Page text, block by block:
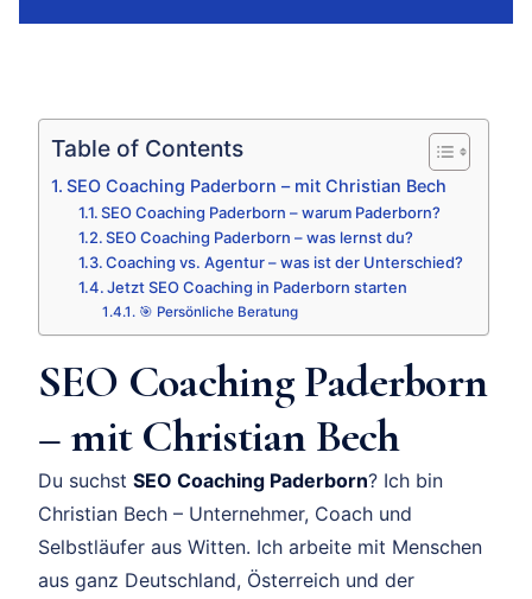
Table of Contents
SEO Coaching Paderborn – mit Christian Bech
SEO Coaching Paderborn – warum Paderborn?
SEO Coaching Paderborn – was lernst du?
Coaching vs. Agentur – was ist der Unterschied?
Jetzt SEO Coaching in Paderborn starten
🎯 Persönliche Beratung
SEO Coaching Paderborn
– mit Christian Bech
Du suchst SEO Coaching Paderborn? Ich bin
Christian Bech – Unternehmer, Coach und
Selbstläufer aus Witten. Ich arbeite mit Menschen
aus ganz Deutschland, Österreich und der